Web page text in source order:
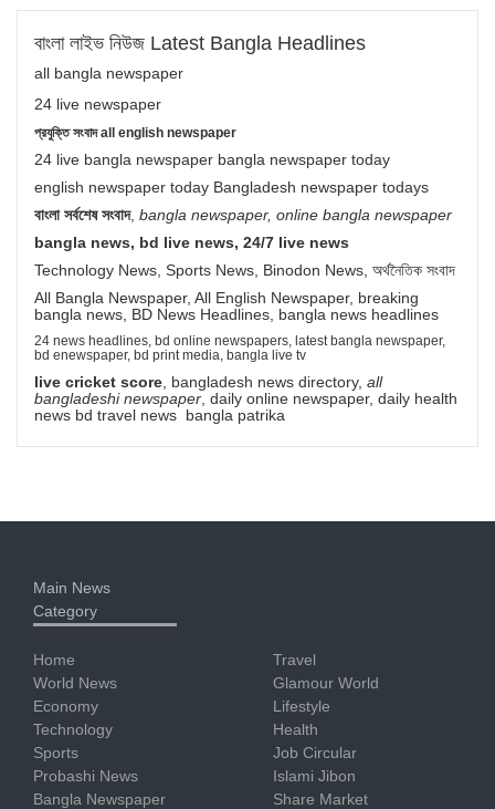
বাংলা লাইভ নিউজ Latest Bangla Headlines
all bangla newspaper
24 live newspaper
প্রযুক্তি সংবাদ all english newspaper
24 live bangla newspaper bangla newspaper today
english newspaper today Bangladesh newspaper todays
বাংলা সর্বশেষ সংবাদ, bangla newspaper, online bangla newspaper
bangla news, bd live news, 24/7 live news
Technology News, Sports News, Binodon News, অর্থনৈতিক সংবাদ
All Bangla Newspaper, All English Newspaper, breaking
bangla news, BD News Headlines, bangla news headlines
24 news headlines, bd online newspapers, latest bangla newspaper,
bd enewspaper, bd print media, bangla live tv
live cricket score , bangladesh news directory, all
bangladeshi newspaper , daily online newspaper, daily health
news bd travel news bangla patrika
Main News
Category
Home
World News
Economy
Technology
Sports
Probashi News
Bangla Newspaper
Travel
Glamour World
Lifestyle
Health
Job Circular
Islami Jibon
Share Market